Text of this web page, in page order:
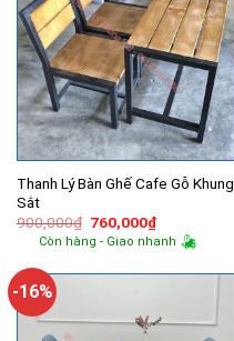
Thanh Lý Bàn Ghế Cafe Gỗ Khung
Sắt
900,000₫ Giá
gốc
là:
760,000₫Giá
hiện
tại
760,000₫.
Còn hàng - Giao nhanh
-16%